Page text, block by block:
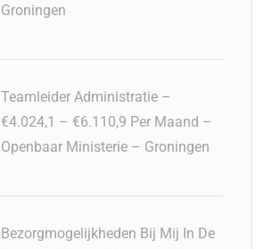
Groningen
Teamleider Administratie –
€4.024,1 – €6.110,9 Per Maand –
Openbaar Ministerie – Groningen
Bezorgmogelijkheden Bij Mij In De